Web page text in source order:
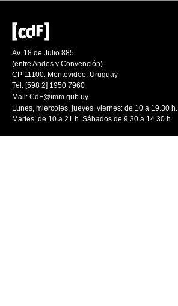
Av. 18 de Julio 885
(entre Andes y Convención)
CP 11100. Montevideo. Uruguay
Tel: [598 2] 1950 7960
Mail: CdF@imm.gub.uy
Lunes, miércoles, jueves, viernes: de 10 a 19.30 h.
Martes: de 10 a 21 h. Sábados de 9.30 a 14.30 h.